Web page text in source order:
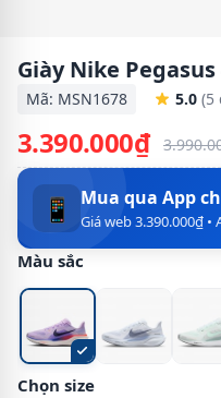
Giày Nike
Mã: MSN1678 5.0 (5
3.390.000₫
📱 Mua qua App
Giá web 3.390.000₫
Màu sắc
Chọn size